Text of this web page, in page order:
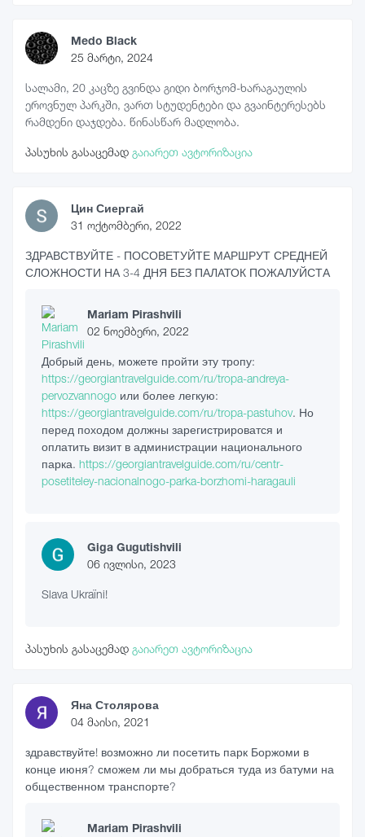
Medo Black
25 მარტი, 2024
სალამი, 20 კაცზე გვინდა გიდი ბორჯომ-ხარაგაულის
ეროვნულ პარკში, ვართ სტუდენტები და გვაინტერესებს
რამდენი დაჯდება. წინასწარ მადლობა.
პასუხის გასაცემად გაიარეთ ავტორიზაცია
Цин Сиергай
31 ოქტომბერი, 2022
ЗДРАВСТВУЙТЕ - ПОСОВЕТУЙТЕ МАРШРУТ СРЕДНЕЙ
СЛОЖНОСТИ НА 3-4 ДНЯ БЕЗ ПАЛАТОК ПОЖАЛУЙСТА
Mariam Pirashvili
02 ნოემბერი, 2022
Добрый день, можете пройти эту тропу:
https://georgiantravelguide.com/ru/tropa-andreya-
pervozvannogo или более легкую:
https://georgiantravelguide.com/ru/tropa-pastuhov. Но
перед походом должны зарегистрироватся и
оплатить визит в администрации национального
парка. https://georgiantravelguide.com/ru/centr-
posetiteley-nacionalnogo-parka-borzhomi-haragauli
Giga Gugutishvili
06 ივლისი, 2023
Slava Ukraïni!
პასუხის გასაცემად გაიარეთ ავტორიზაცია
Яна Столярова
04 მაისი, 2021
здравствуйте! возможно ли посетить парк Боржоми в
конце июня? сможем ли мы добраться туда из батуми на
общественном транспорте?
Mariam Pirashvili